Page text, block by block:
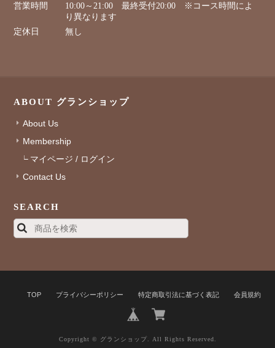
営業時間
10:00～21:00 最終受付20:00 ※コース時間によ
り異なります
定休日
無し
ABOUT グランショップ
About Us
Membership
マイページ / ログイン
Contact Us
SEARCH
TOP プライバシーポリシー 特定商取引法に基づく表記 会員規約
Copyright © グランショップ. All Rights Reserved.